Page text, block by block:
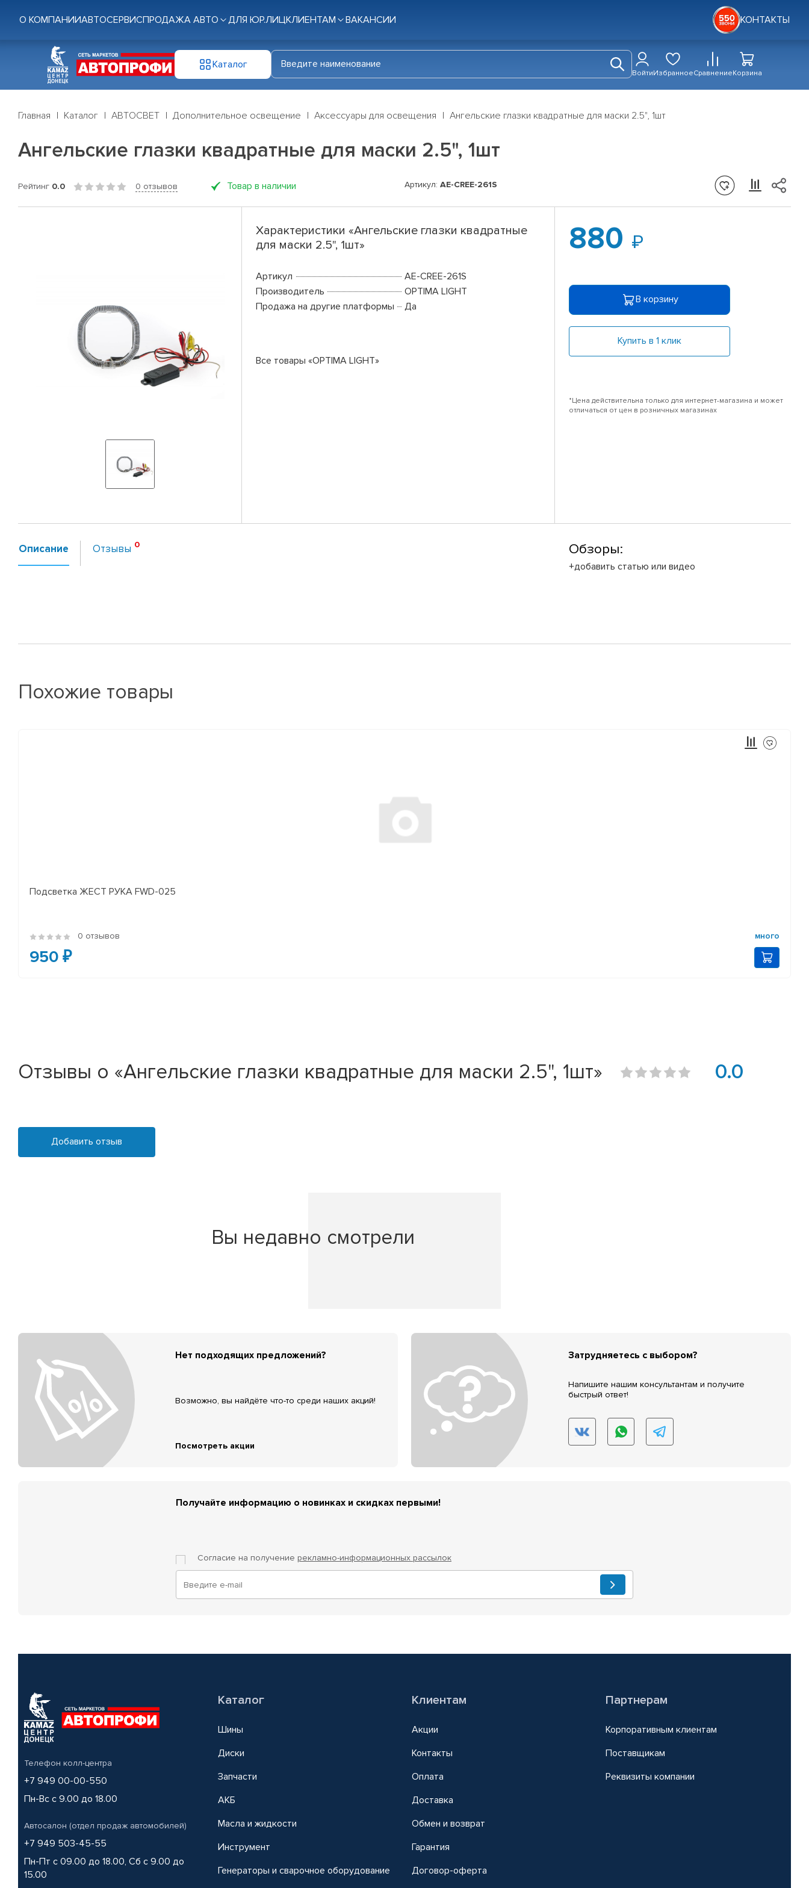
О КОМПАНИИАВТОСЕРВИСПРОДАЖА АВТО ДЛЯ ЮР.ЛИЦКЛИЕНТАМ ВАКАНСИИ КОНТАКТЫ
Каталог
ВойтиИзбранноеСравнениеКорзина
Главная Каталог АВТОСВЕТ Дополнительное освещение Аксессуары для освещения Ангельские глазки квадратные для маски 2.5", 1шт
Ангельские глазки квадратные для маски 2.5", 1шт
Рейтинг 0.0 0 отзывов Товар в наличии Артикул: AE-CREE-261S
Характеристики «Ангельские глазки квадратные
для маски 2.5", 1шт»
Артикул
AE-CREE-261S
Производитель
OPTIMA LIGHT
Продажа на другие платформы
Да
Все товары «OPTIMA LIGHT»
880
В корзину
Купить в 1 клик
*Цена действительна только для интернет-магазина и может
отличаться от цен в розничных магазинах
Описание Отзывы Обзоры:
+добавить статью или видео
Похожие товары
Подсветка ЖЕСТ РУКА FWD-025
0 отзывов много
950 ₽
Отзывы о «Ангельские глазки квадратные для маски 2.5", 1шт» 0.0
Добавить отзыв
Вы недавно смотрели
Нет подходящих предложений?
Возможно, вы найдёте что-то среди наших акций!
Посмотреть акции
Затрудняетесь с выбором?
Напишите нашим консультантам и получите
быстрый ответ!
Получайте информацию о новинках и скидках первыми!
Согласие на получение рекламно-информационных рассылок
Телефон колл-центра
+7 949 00-00-550
Пн-Вс с 9.00 до 18.00
Автосалон (отдел продаж автомобилей)
+7 949 503-45-55
Пн-Пт с 09.00 до 18.00, Сб с 9.00 до
15.00
Каталог
Шины
Диски
Запчасти
АКБ
Масла и жидкости
Инструмент
Генераторы и сварочное оборудование
Клиентам
Акции
Контакты
Оплата
Доставка
Обмен и возврат
Гарантия
Договор-оферта
Партнерам
Корпоративным клиентам
Поставщикам
Реквизиты компании